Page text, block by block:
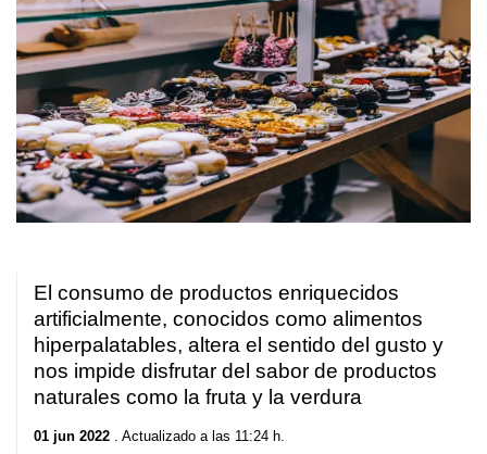
El consumo de productos enriquecidos
artificialmente, conocidos como alimentos
hiperpalatables, altera el sentido del gusto y
nos impide disfrutar del sabor de productos
naturales como la fruta y la verdura
01 jun 2022 . Actualizado a las 11:24 h.